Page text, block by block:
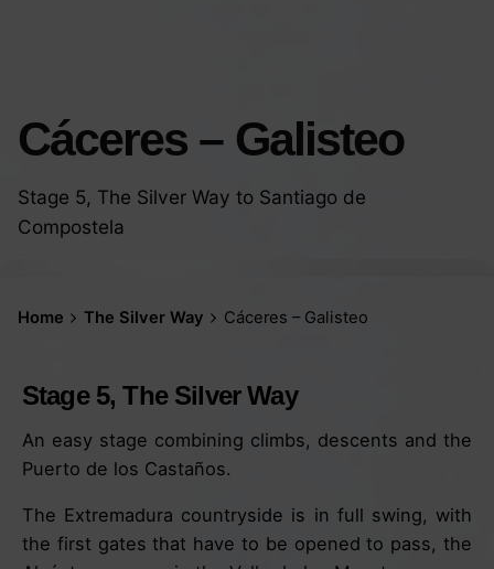
Cáceres – Galisteo
Stage 5, The Silver Way to Santiago de
Compostela
Home The Silver Way Cáceres – Galisteo
Stage 5, The Silver Way
An easy stage combining climbs, descents and the
Puerto de los Castaños.
The Extremadura countryside is in full swing, with
the first gates that have to be opened to pass, the